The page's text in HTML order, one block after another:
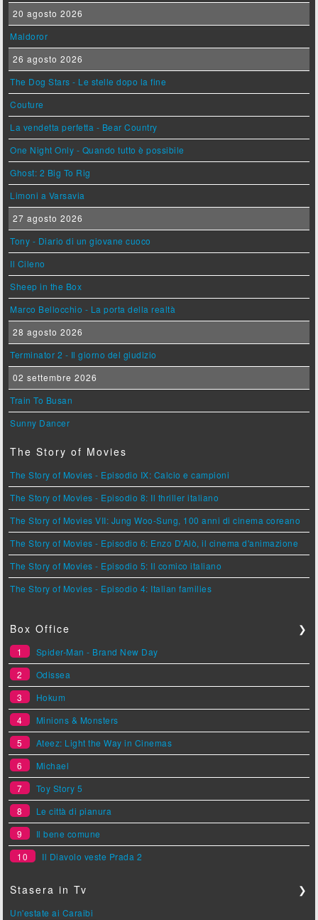
20 agosto 2026
Maldoror
26 agosto 2026
The Dog Stars - Le stelle dopo la fine
Couture
La vendetta perfetta - Bear Country
One Night Only - Quando tutto è possibile
Ghost: 2 Big To Rig
Limoni a Varsavia
27 agosto 2026
Tony - Diario di un giovane cuoco
Il Cileno
Sheep in the Box
Marco Bellocchio - La porta della realtà
28 agosto 2026
Terminator 2 - Il giorno del giudizio
02 settembre 2026
Train To Busan
Sunny Dancer
The Story of Movies
The Story of Movies - Episodio IX: Calcio e campioni
The Story of Movies - Episodio 8: Il thriller italiano
The Story of Movies VII: Jung Woo-Sung, 100 anni di cinema coreano
The Story of Movies - Episodio 6: Enzo D'Alò, il cinema d'animazione
The Story of Movies - Episodio 5: Il comico italiano
The Story of Movies - Episodio 4: Italian families
Box Office ❯
1
Spider-Man - Brand New Day
2
Odissea
3
Hokum
4
Minions & Monsters
5
Ateez: Light the Way in Cinemas
6
Michael
7
Toy Story 5
8
Le città di pianura
9
Il bene comune
10
Il Diavolo veste Prada 2
Stasera in Tv ❯
Un'estate ai Caraibi